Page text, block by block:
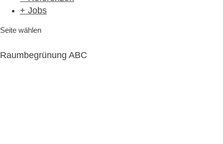
+ Jobs
Seite wählen
Raumbegrünung ABC